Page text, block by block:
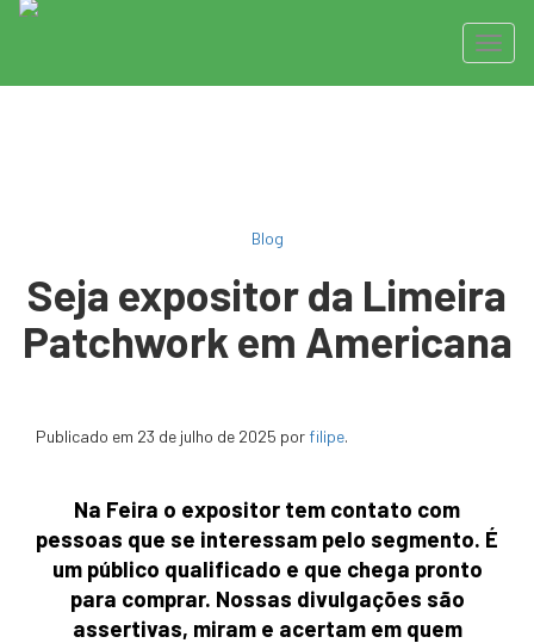
Blog
Seja expositor da Limeira
Patchwork em Americana
Publicado em 23 de julho de 2025 por filipe.
Na Feira o expositor tem contato com
pessoas que se interessam pelo segmento. É
um público qualificado e que chega pronto
para comprar. Nossas divulgações são
assertivas, miram e acertam em quem